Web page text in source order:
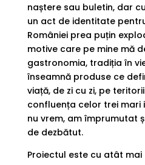
naștere sau buletin, dar
un act de identitate
României prea puțin
motive care pe mine mă
gastronomia, tradiția în
înseamnă produse ce
viață, de zi cu zi, pe
confluența celor trei mari
nu vrem, am împrumutat
de dezbătut.
Proiectul este cu atât